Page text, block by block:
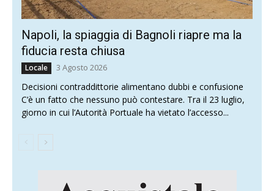
Napoli, la spiaggia di Bagnoli riapre ma la
fiducia resta chiusa
Locale 3 Agosto 2026
Decisioni contraddittorie alimentano dubbi e confusione
C’è un fatto che nessuno può contestare. Tra il 23 luglio,
giorno in cui l’Autorità Portuale ha vietato l’accesso...